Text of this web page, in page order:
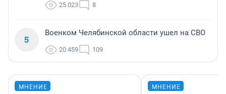
25 023 8
5
Военком Челябинской области ушел на СВО
20 459 109
МНЕНИЕ МНЕНИЕ